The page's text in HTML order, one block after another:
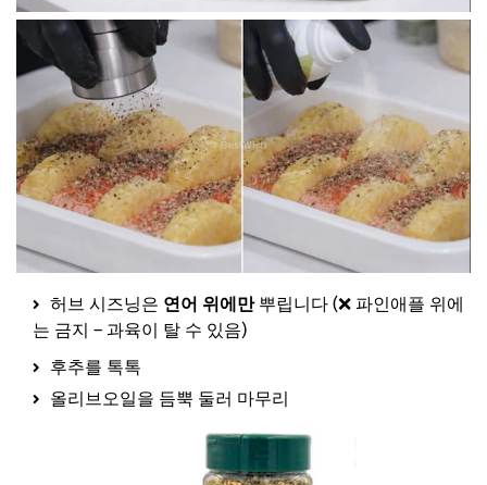
허브 시즈닝은 연어 위에만뿌립니다 (❌ 파인애플 위에
는 금지 – 과육이 탈 수 있음)
후추를 톡톡
올리브오일을 듬뿍 둘러 마무리